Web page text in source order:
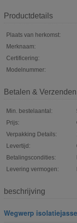
Productdetails
Plaats van herkomst:
Merknaam:
Certificering:
Modelnummer:
Betalen &
Min. bestelaantal:
Prijs:
Verpakking Details:
Levertijd:
Betalingscondities:
Levering vermogen:
beschrijving
Wegwerp